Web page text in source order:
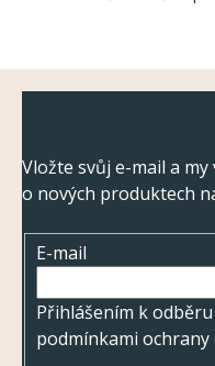
Vložte svůj e-mail a
o nových produktech
E-mail
Přihlášením k
podmínkami